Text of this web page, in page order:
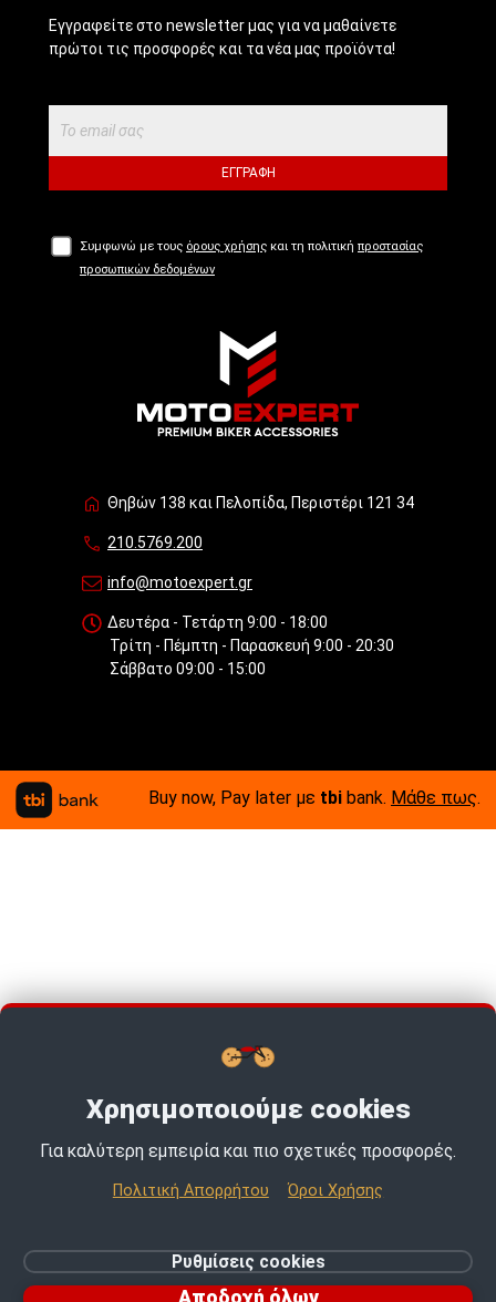
Εγγραφείτε στο newsletter μας για να μαθαίνετε
πρώτοι τις προσφορές και τα νέα μας προϊόντα!
ΕΓΓΡΑΦΉ
Συμφωνώ με τους όρους χρήσης και τη πολιτική προστασίας
προσωπικών δεδομένων
Θηβών 138 και Πελοπίδα, Περιστέρι 121 34
210.5769.200
info@motoexpert.gr
Δευτέρα - Τετάρτη 9:00 - 18:00
Τρίτη - Πέμπτη - Παρασκευή 9:00 - 20:30
Σάββατο 09:00 - 15:00
Buy now, Pay later με tbi bank. Μάθε πως.
© 2026 MotoExpert | All rights reserved.
Ρυθμίσεις cookies
Χρησιμοποιούμε cookies
Για καλύτερη εμπειρία και πιο σχετικές προσφορές.
Πολιτική Απορρήτου Όροι Χρήσης
Ρυθμίσεις cookies